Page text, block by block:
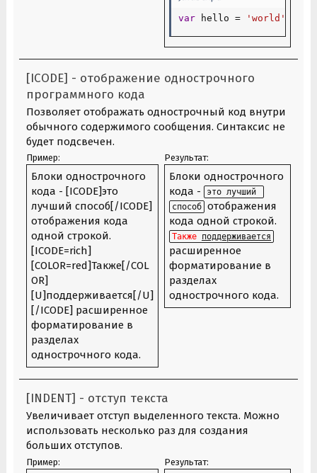
var hello = 'world'
[ICODE] - отображение однострочного
программного кода
Позволяет отображать однострочный код внутри
обычного содержимого сообщения. Синтаксис не
будет подсвечен.
Пример:
Блоки однострочного
кода - [ICODE]это
лучший способ[/ICODE]
отображения кода
одной строкой.
[ICODE=rich]
[COLOR=red]Также[/COL
OR]
[U]поддерживается[/U]
[/ICODE] расширенное
форматирование в
разделах
однострочного кода.
Результат:
Блоки однострочного
кода -
это лучший
способ отображения
кода одной строкой.
Также поддерживается
расширенное
форматирование в
разделах
однострочного кода.
[INDENT] - отступ текста
Увеличивает отступ выделенного текста. Можно
использовать несколько раз для создания
больших отступов.
Пример: Результат: